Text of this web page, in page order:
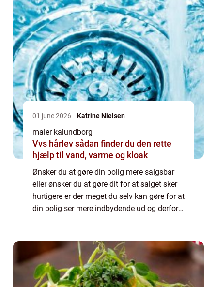
01 june 2026 Katrine Nielsen
maler kalundborg
Vvs hårlev sådan finder du den rette
hjælp til vand, varme og kloak
Ønsker du at gøre din bolig mere salgsbar
eller ønsker du at gøre dit for at salget sker
hurtigere er der meget du selv kan gøre for at
din bolig ser mere indbydende ud og derfor